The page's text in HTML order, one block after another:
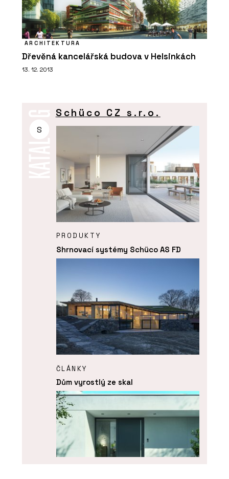
ARCHITEKTURA
Dřevěná kancelářská budova v Helsinkách
13. 12. 2013
S
Schüco CZ s.r.o.
PRODUKTY
Shrnovací systémy Schüco AS FD
ČLÁNKY
Dům vyrostlý ze skal